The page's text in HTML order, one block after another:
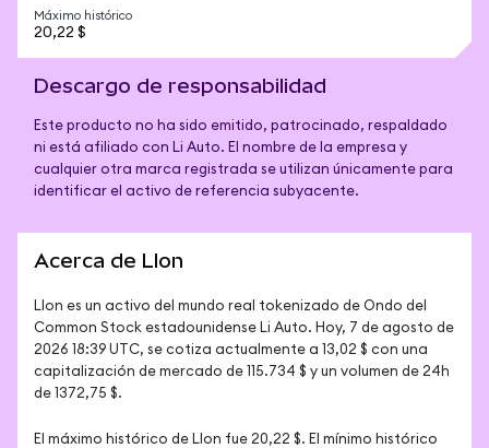
Máximo histórico
20,22 $
Descargo de responsabilidad
Este producto no ha sido emitido, patrocinado, respaldado
ni está afiliado con Li Auto. El nombre de la empresa y
cualquier otra marca registrada se utilizan únicamente para
identificar el activo de referencia subyacente.
Acerca de LIon
LIon es un activo del mundo real tokenizado de Ondo del
Common Stock estadounidense Li Auto. Hoy, 7 de agosto de
2026 18:39 UTC, se cotiza actualmente a 13,02 $ con una
capitalización de mercado de 115.734 $ y un volumen de 24h
de 1372,75 $.
El máximo histórico de LIon fue 20,22 $. El mínimo histórico